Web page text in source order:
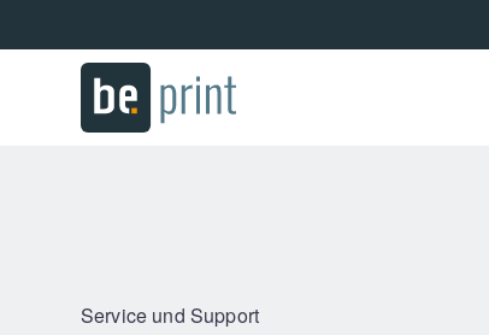
Service und Support